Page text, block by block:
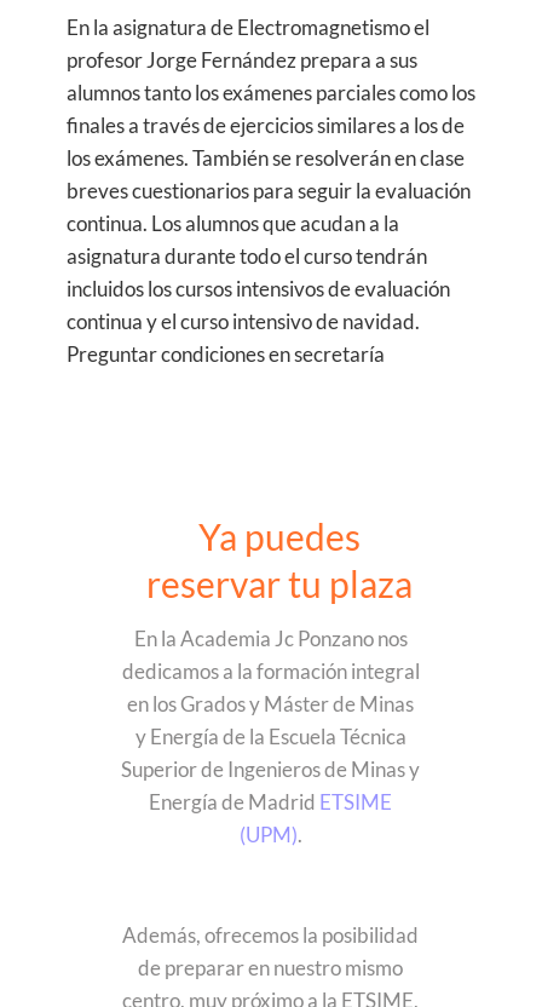
En la asignatura de Electromagnetismo el
profesor Jorge Fernández prepara a sus
alumnos tanto los exámenes parciales como los
finales a través de ejercicios similares a los de
los exámenes. También se resolverán en clase
breves cuestionarios para seguir la evaluación
continua. Los alumnos que acudan a la
asignatura durante todo el curso tendrán
incluidos los cursos intensivos de evaluación
continua y el curso intensivo de navidad.
Preguntar condiciones en secretaría
Ya puedes
reservar tu plaza
En la Academia Jc Ponzano nos
dedicamos a la formación integral
en los Grados y Máster de Minas
y Energía de la Escuela Técnica
Superior de Ingenieros de Minas y
Energía de Madrid ETSIME
(UPM).
Además, ofrecemos la posibilidad
de preparar en nuestro mismo
centro, muy próximo a la ETSIME,